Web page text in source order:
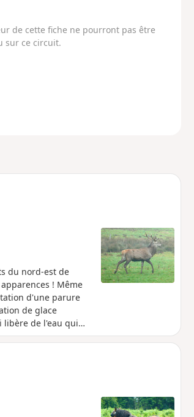
de cette fiche ne pourront pas être
sur ce circuit.
du nord-est de
! Même
d'une parure
de glace
libère de l'eau qui
... et les
de Freux.